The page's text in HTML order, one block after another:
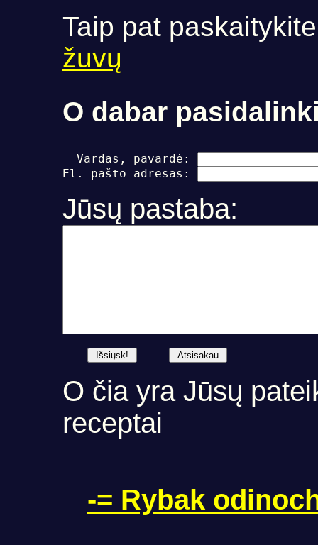
Taip pat
žuvų
O dabar
  Vardas, pavardė:
El. pašto adresas:
Jūsų pastaba:
O čia yra Jūsų
receptai
-= Rybak